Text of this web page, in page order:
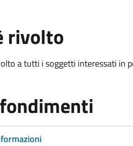
rivolto
a tutti i soggetti interessati in